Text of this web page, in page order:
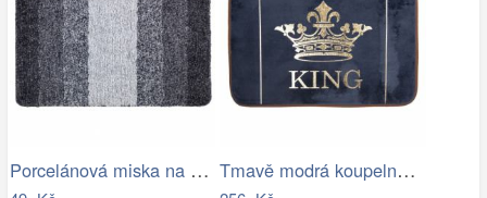
Porcelánová miska na creme brulee TORO… Tmavě modrá koupelnová předložka King -…